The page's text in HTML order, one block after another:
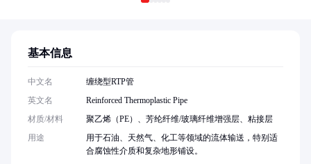
基本信息
中文名
缠绕型RTP管
英文名
Reinforced Thermoplastic Pipe
材质/材料
聚乙烯（PE）、芳纶纤维/玻璃纤维增强层、粘接层
用途
用于石油、天然气、化工等领域的流体输送，特别适
合腐蚀性介质和复杂地形铺设。